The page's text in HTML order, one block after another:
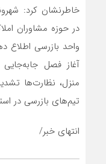
خاطرنشان کرد:
در حوزه مشاوران
واحد بازرسی اطلاع
آغاز فصل
منزل، نظارت‌ها
تیم‌های بازرسی در
انتهای خبر/